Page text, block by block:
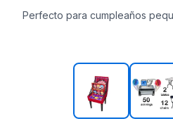
Perfecto para cumpleaños